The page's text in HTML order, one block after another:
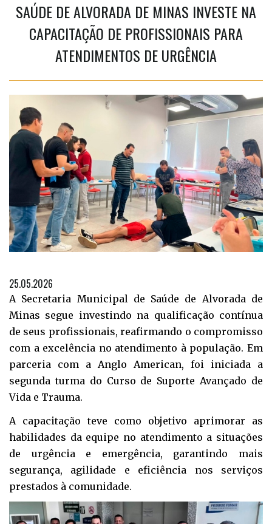
SAÚDE DE ALVORADA DE MINAS INVESTE NA
CAPACITAÇÃO DE PROFISSIONAIS PARA
ATENDIMENTOS DE URGÊNCIA
25.05.2026
A Secretaria Municipal de Saúde de Alvorada de
Minas segue investindo na qualificação contínua
de seus profissionais, reafirmando o compromisso
com a excelência no atendimento à população. Em
parceria com a Anglo American, foi iniciada a
segunda turma do Curso de Suporte Avançado de
Vida e Trauma.
A capacitação teve como objetivo aprimorar as
habilidades da equipe no atendimento a situações
de urgência e emergência, garantindo mais
segurança, agilidade e eficiência nos serviços
prestados à comunidade.